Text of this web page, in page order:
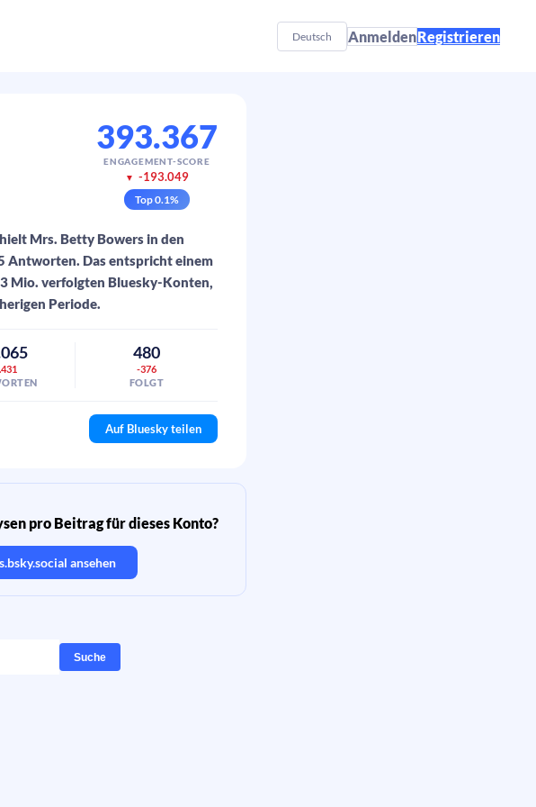
Deutsch AnmeldenRegistrieren
393.367
ENGAGEMENT-SCORE
▼ -193.049
Top0.1%
Mrs. Betty Bowers in den
Antworten. Das entspricht einem
Mio. verfolgten Bluesky-Konten,
Periode.
480
-376
FOLGT
Auf Bluesky teilen
pro Beitrag für dieses Konto?
ansehen
Suche